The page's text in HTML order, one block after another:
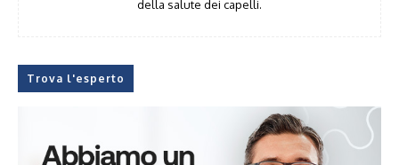
della salute dei capelli.
Trova l'esperto